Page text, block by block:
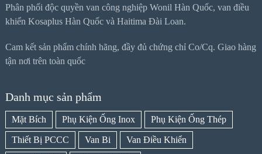
Phân phối độc quyền van công nghiệp Wonil Hàn Quốc, van điều
khiển Kosaplus Hàn Quốc và Haitima Đài Loan.
Cam kết sản phẩm chính hãng, đầy đủ chứng chỉ Co/Cq. Giao hàng
tận nơi trên toàn quốc
Danh mục sản phẩm
Mặt Bích Phụ Kiện Ống Inox Phụ Kiện Ống Thép
Thiết Bị PCCC Van Bi Van Điều Khiển